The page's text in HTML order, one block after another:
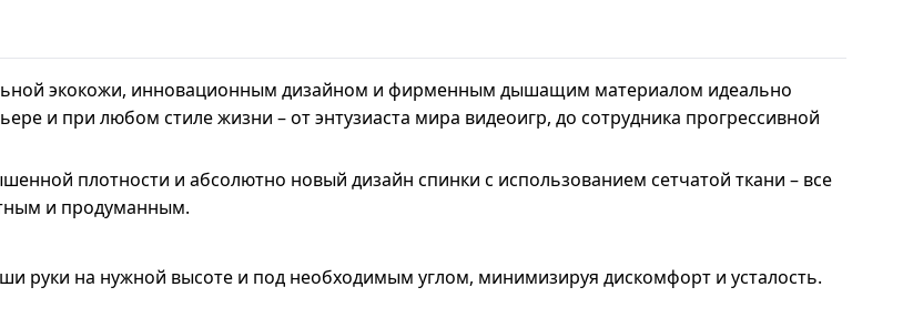
экокожи, инновационным дизайном и фирменным дышащим материалом идеально
и при любом стиле жизни – от энтузиаста мира видеоигр, до сотрудника прогрессивной
плотности и абсолютно новый дизайн спинки с использованием сетчатой ткани – все
и продуманным.
руки на нужной высоте и под необходимым углом, минимизируя дискомфорт и усталость.